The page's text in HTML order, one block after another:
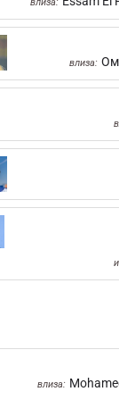
влиза:
влиза: